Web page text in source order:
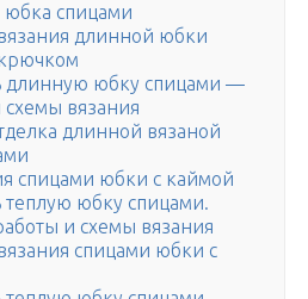
юбка спицами
длинной юбки
длинную юбку спицами —
вязания
длинной вязаной
спицами юбки с каймой
теплую юбку спицами.
и схемы вязания
спицами юбки с